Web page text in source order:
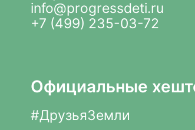
info@progressdeti.ru
+7 (499) 235-03-72
Официальные
#ДрузьяЗемли